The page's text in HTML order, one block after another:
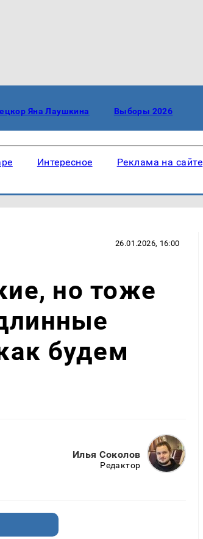
Яна Лаушкина Выборы 2026
Интересное Реклама на сайте
26.01.2026, 16:00
но тоже
будем
Илья Соколов
Редактор